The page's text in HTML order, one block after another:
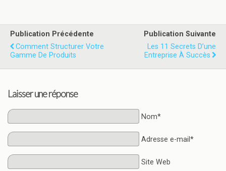
Publication Précédente
Comment Structurer Votre
Gamme De Produits
Publication Suivante
Les 11 Secrets D’une
Entreprise À Succès
Laisser une réponse
Nom*
Adresse e-mail*
Site Web